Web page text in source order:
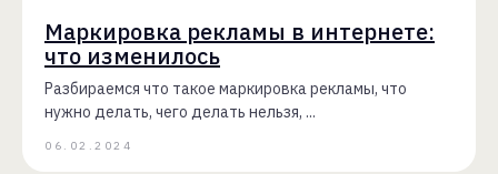
Маркировка рекламы в интернете:
что изменилось
Разбираемся что такое маркировка рекламы, что
нужно делать, чего делать нельзя, ...
06.02.2024